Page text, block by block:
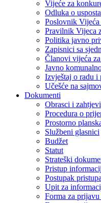
Vijeće za
Odluka o
Poslovnik
Pravilnik Vijeca
Politika javno
Zapisnici sa
Članovi vijeća
Javno
Izvještaj o radu i
Učešće na
Dokumenti
Obrasci i zahtjevi
Procedura o
Prostorno
Službeni glasnici
Budžet
Statut
Strateški
Pristup
Postupak pristupa
Upit za
Forma za prijavu